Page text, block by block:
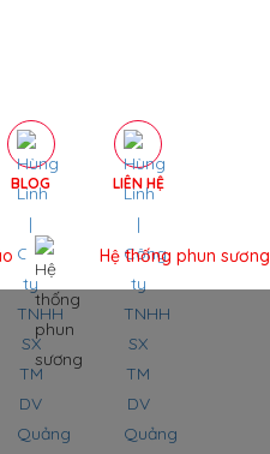
BLOG LIÊN HỆ
Hệ thống phun sương